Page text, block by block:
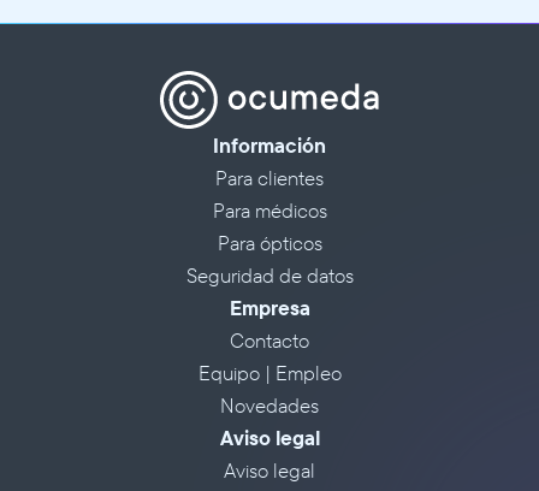
Información
Para clientes
Para médicos
Para ópticos
Seguridad de datos
Empresa
Contacto
Equipo | Empleo
Novedades
Aviso legal
Aviso legal